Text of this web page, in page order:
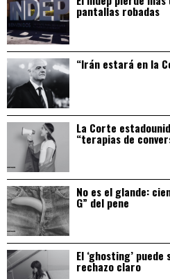
pantallas robadas
“Irán estará en la
La Corte
“terapias de
No es el glande:
G” del pene
El ‘ghosting’
rechazo claro